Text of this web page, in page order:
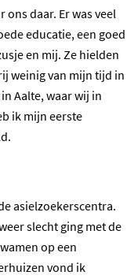
ons daar. Er was veel
educatie, een goed
en mij. Ze hielden
weinig van mijn tijd in
Aalte, waar wij in
ik mijn eerste
asielzoekerscentra.
slecht ging met de
op een
vond ik